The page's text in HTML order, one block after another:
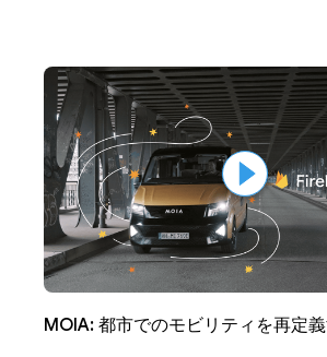
MOIA: 都市でのモビリティを再定